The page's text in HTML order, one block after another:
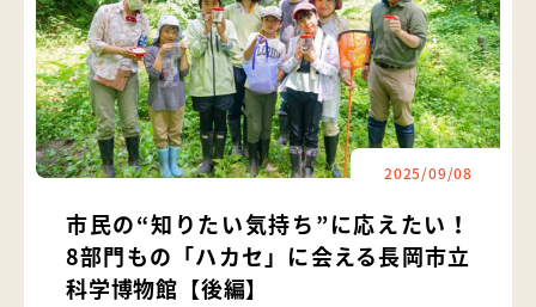
2025/09/08
市民の“知りたい気持ち”に応えたい！
8部門もの「ハカセ」に会える長岡市立
科学博物館【後編】